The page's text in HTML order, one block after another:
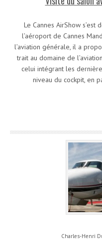
Le Cannes AirShow
l’aéroport de Cannes
l’aviation générale, il a
trait au domaine de
celui intégrant les
niveau du cockpit, en
Charles-Henri